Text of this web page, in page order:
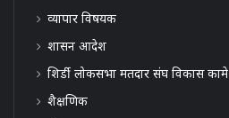
व्यापार विषयक
शासन आदेश
शिर्डी लोकसभा मतदार संघ विकास कामे
शैक्षणिक